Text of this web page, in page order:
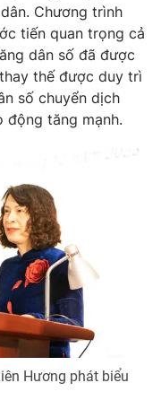
video
sản
Việt
bằng AI
Chương trình
tiến quan trọng cả
dân số đã được
thế được duy trì
số chuyển dịch
tăng mạnh.
Hương phát biểu